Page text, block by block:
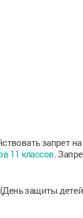
запрет
11 классов.
защиты